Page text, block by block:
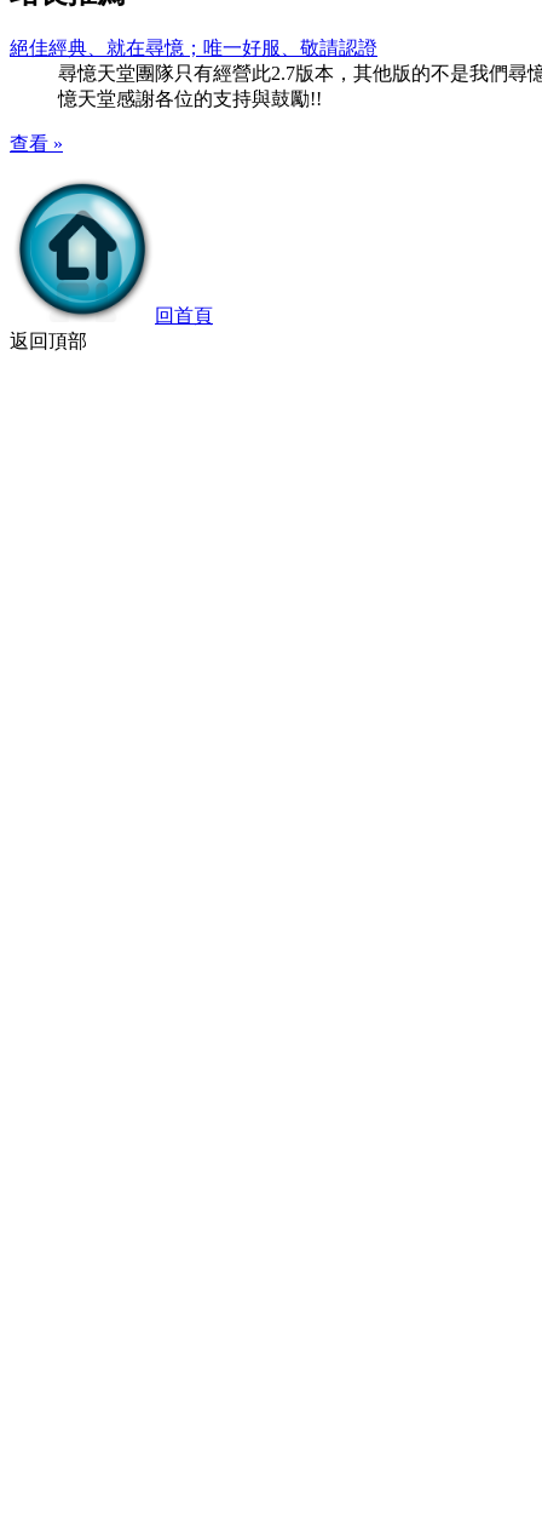
絕佳經典、就在尋憶；唯一好服、敬請認證
尋憶天堂團隊只有經營此2.7版本，其他版的不是我們尋
憶天堂感謝各位的支持與鼓勵!!
查看 »
回首頁
返回頂部